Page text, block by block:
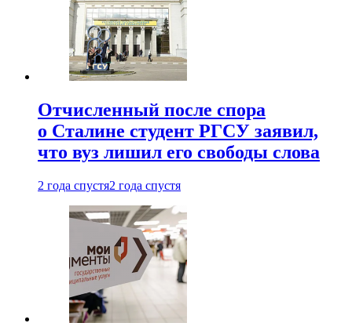
Отчисленный после спора
о Сталине студент РГСУ заявил,
что вуз лишил его свободы слова
2 года спустя2 года спустя